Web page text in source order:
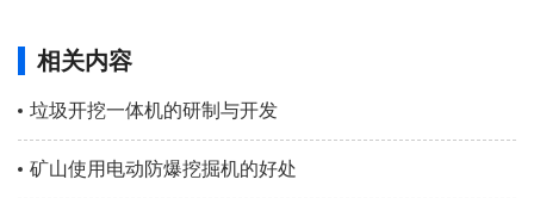
相关内容
垃圾开挖一体机的研制与开发
矿山使用电动防爆挖掘机的好处